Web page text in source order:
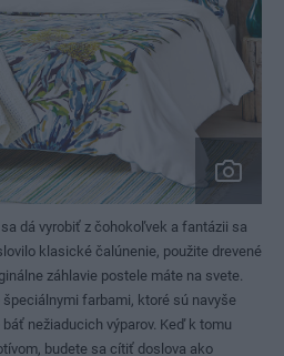
dá vyrobiť z čohokoľvek a fantázii sa
klasické čalúnenie, použite drevené
záhlavie postele máte na svete.
farbami, ktoré sú navyše
nežiaducich výparov. Keď k tomu
budete sa cítiť doslova ako